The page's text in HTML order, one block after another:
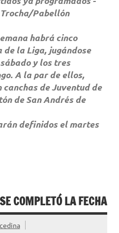
Pabellón
habrá cinco
de la Liga, jugándose
y los tres
A la par de ellos,
de Juventud de
de San Andrés de
definidos el martes
COMPLETÓ LA FECHA